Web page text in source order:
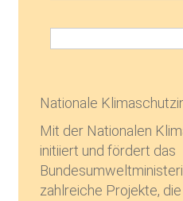
Nationale
Mit der Nationalen
initiiert und fördert das
zahlreiche Projekte,